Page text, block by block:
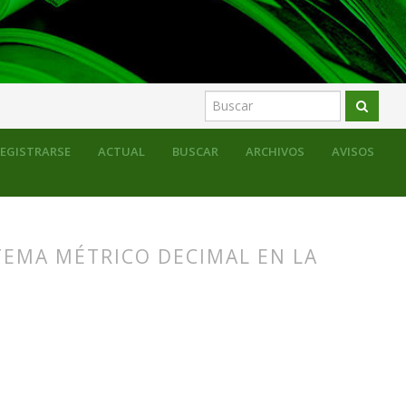
ACTUAL BUSCAR ARCHIVOS AVISOS
MÉTRICO DECIMAL EN LA